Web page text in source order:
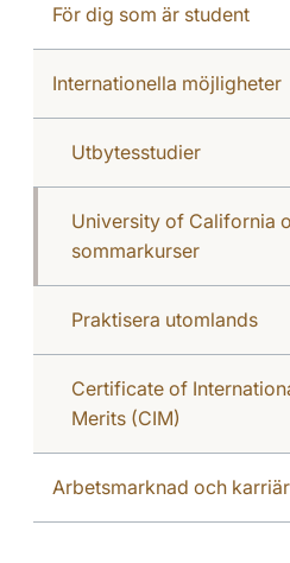
För dig som är student
Internationella möjligheter
Utbytesstudier
University of California
sommarkurser
Praktisera utomlands
Certificate of
Merits (CIM)
Arbetsmarknad och karriär